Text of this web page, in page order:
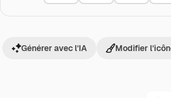
Générer avec l’IA Modifier